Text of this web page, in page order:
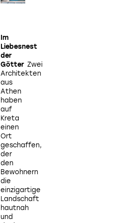
Im
Liebesnest
der
Götter Zwei
Architekten
aus
Athen
haben
auf
Kreta
einen
Ort
geschaffen,
der
den
Bewohnern
die
einzigartige
Landschaft
hautnah
und